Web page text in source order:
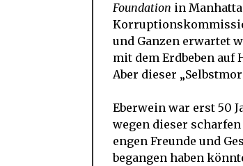
Foundation in
und Ganzen erwartet
mit dem Erdbeben
Aber dieser
Eberwein war erst 50
wegen dieser
engen Freunde und
begangen haben